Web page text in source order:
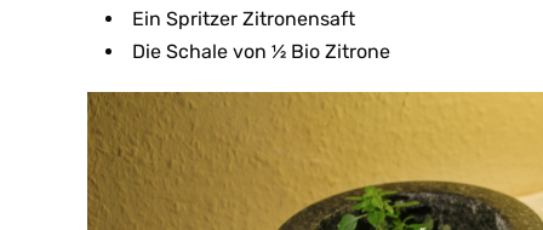
Ein Spritzer Zitronensaft
Die Schale von ½ Bio Zitrone